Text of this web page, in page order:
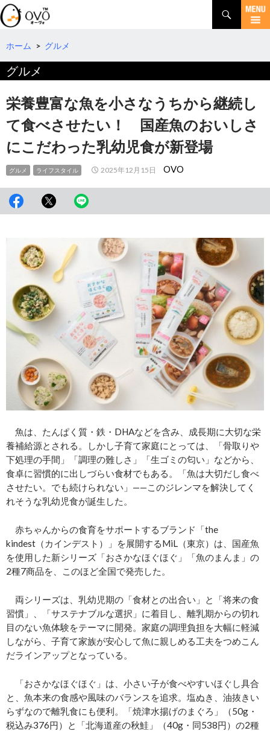
検
索
コ
テ
ツ
へ
動
ホーム > グルメ
グルメ
栄養豊富な魚を小さなうちから継続し
て食べさせたい！ 国産魚のおいしさ
にこだわった乳幼児食が新登場
グルメ ライフスタイル 2025年12月15日 OVO
魚は、たんぱく質・鉄・DHAなどを含み、成長期に大切な栄
養補給源とされる。しかし子育て家庭にとっては、「骨取りや
下処理の手間」「調理の難しさ」「生ゴミの匂い」などから、
食卓に習慣的に出しづらい食材でもある。「魚は大切だし食べ
させたい。でも続けられない」——このジレンマを解決してく
れそうな乳幼児食が誕生した。
赤ちゃんからの食育をサポートするブランド「the
kindest（カインデスト）」を展開するMiL（東京）は、国産魚
を使用した新シリーズ「おさかなほぐほぐ」「魚のまんま」の
2種7商品を、このほど全国で発売した。
両シリーズは、乳幼児期の「食材との出合い」と「将来の食
習慣」、「サステナブルな選択」に着目し、離乳期からの切れ
目のない魚体験をテーマに開発。家庭の調理負担を大幅に軽減
しながら、子育て家族が安心して魚に親しめる工夫をつめこん
だラインアップとなっている。
「おさかなほぐほぐ」は、小さい子が食べやすいほぐし具合
と、魚本来の食感や風味のバランスを追求。塩ぬき、油抜きい
らずなので離乳食にも便利。「焼津水揚げのまぐろ」（50g・
税込み376円）と「北海道産の秋鮭」（40g・同538円）の2種